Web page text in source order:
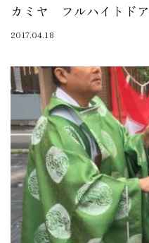
カミヤ フルハイトドア
2017.04.18